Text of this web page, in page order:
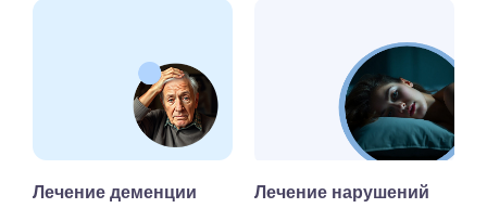
Лечение деменции
Лечение нарушений